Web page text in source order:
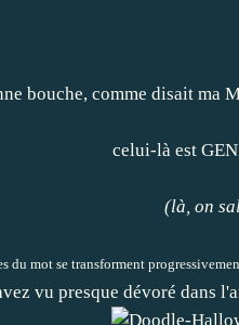
bouche, comme disait ma
celui-là est
(là, on
du mot se transforment
vu presque dévoré dans